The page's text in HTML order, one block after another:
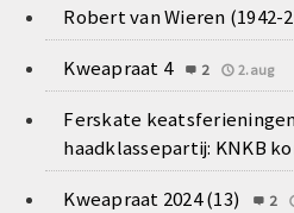
Robert van Wieren (1942-
Kweapraat 4 2 2.aug
Ferskate
haadklassepartij: KNKB
Kweapraat 2024 (13) 2